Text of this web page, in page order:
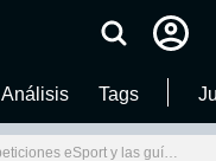
Análisis Tags
Millenium es toda la actualidad de las competiciones eSport y las guías completas de los juegos del momento